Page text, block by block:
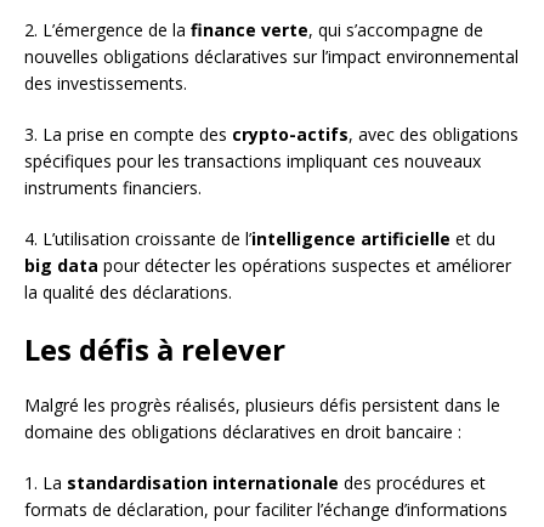
2. L’émergence de la finance verte, qui s’accompagne de
nouvelles obligations déclaratives sur l’impact environnemental
des investissements.
3. La prise en compte des crypto-actifs, avec des obligations
spécifiques pour les transactions impliquant ces nouveaux
instruments financiers.
4. L’utilisation croissante de l’intelligence artificielle et du
big data pour détecter les opérations suspectes et améliorer
la qualité des déclarations.
Les défis à relever
Malgré les progrès réalisés, plusieurs défis persistent dans le
domaine des obligations déclaratives en droit bancaire :
1. La standardisation internationale des procédures et
formats de déclaration, pour faciliter l’échange d’informations